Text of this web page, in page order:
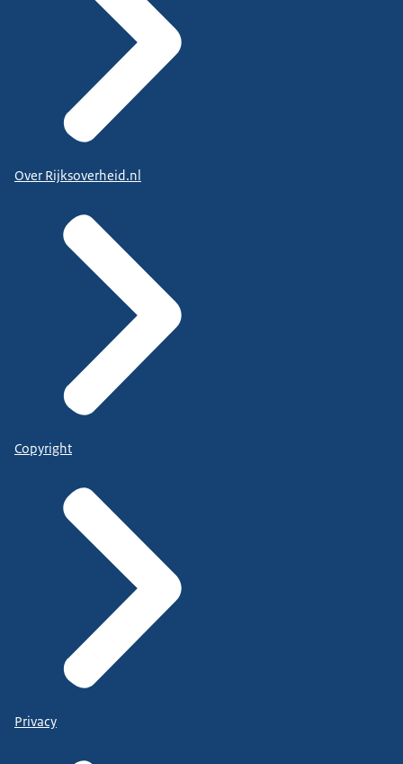
Over Rijksoverheid.nl
Copyright
Privacy